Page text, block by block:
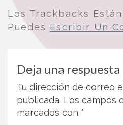
Los Trackbacks
Puedes Escribir Un
Deja una respuesta
Tu dirección de correo
publicada. Los campos
marcados con *